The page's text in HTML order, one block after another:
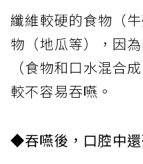
纖維較硬的食物（
物（地瓜等），因
（食物和口水混合
較不容易吞嚥。
◆吞嚥後，口腔中